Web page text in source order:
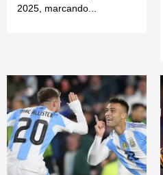
2025, marcando...